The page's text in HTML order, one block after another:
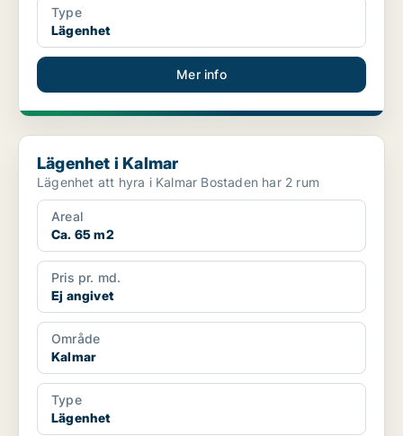
Type
Lägenhet
Mer info
Lägenhet i Kalmar
Lägenhet i Kalmar
Lägenhet att hyra i Kalmar Bostaden har 2 rum
Areal
Ca. 65 m2
Pris pr. md.
Ej angivet
Område
Kalmar
Type
Lägenhet